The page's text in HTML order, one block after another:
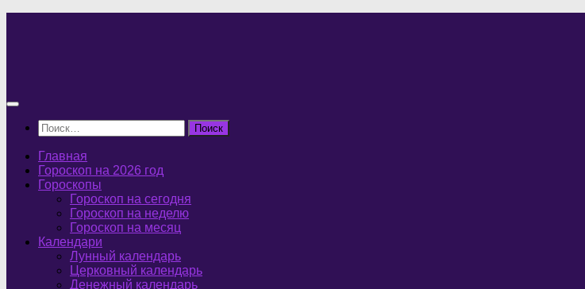
Найти:
Главная
Гороскоп на 2026 год
Гороскопы
Гороскоп на сегодня
Гороскоп на неделю
Гороскоп на месяц
Календари
Лунный календарь
Церковный календарь
Денежный календарь